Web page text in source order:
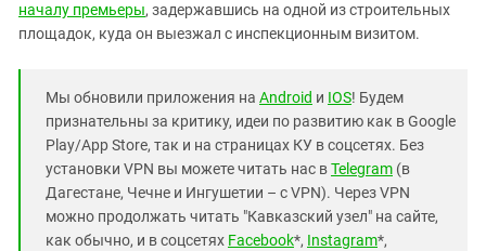
началу премьеры, задержавшись на одной из строительных
площадок, куда он выезжал с инспекционным визитом.
Мы обновили приложения на Android и IOS! Будем
признательны за критику, идеи по развитию как в Google
Play/App Store, так и на страницах КУ в соцсетях. Без
установки VPN вы можете читать нас вTelegram (в
Дагестане, Чечне и Ингушетии – с VPN). Через VPN
можно продолжать читать "Кавказский узел" на сайте,
как обычно, и в соцсетях Facebook*, Instagram*,